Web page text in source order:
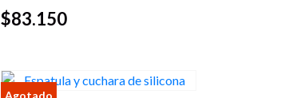
$83.150